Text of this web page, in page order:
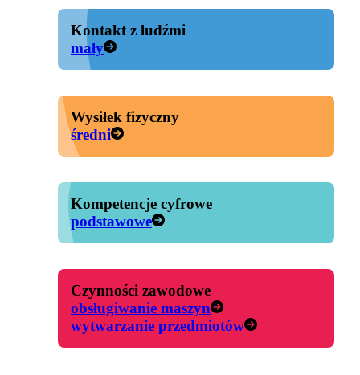
Kontakt z ludźmi
mały
Wysiłek fizyczny
średni
Kompetencje cyfrowe
podstawowe
Czynności zawodowe
obsługiwanie maszyn
wytwarzanie przedmiotów